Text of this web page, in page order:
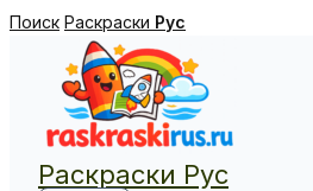
Перейти
содержимому
Поиск Раскраски Рус
Раскраски Рус